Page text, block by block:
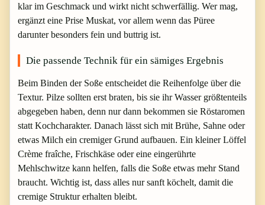
klar im Geschmack und wirkt nicht schwerfällig. Wer mag,
ergänzt eine Prise Muskat, vor allem wenn das Püree
darunter besonders fein und buttrig ist.
Die passende Technik für ein sämiges Ergebnis
Beim Binden der Soße entscheidet die Reihenfolge über die
Textur. Pilze sollten erst braten, bis sie ihr Wasser größtenteils
abgegeben haben, denn nur dann bekommen sie Röstaromen
statt Kochcharakter. Danach lässt sich mit Brühe, Sahne oder
etwas Milch ein cremiger Grund aufbauen. Ein kleiner Löffel
Crème fraîche, Frischkäse oder eine eingerührte
Mehlschwitze kann helfen, falls die Soße etwas mehr Stand
braucht. Wichtig ist, dass alles nur sanft köchelt, damit die
cremige Struktur erhalten bleibt.